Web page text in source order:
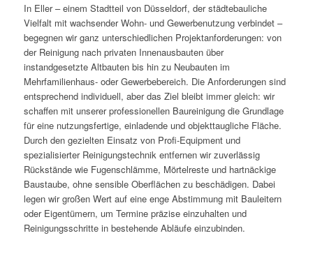
In Eller – einem Stadtteil von Düsseldorf, der städtebauliche
Vielfalt mit wachsender Wohn- und Gewerbenutzung verbindet –
begegnen wir ganz unterschiedlichen Projektanforderungen: von
der Reinigung nach privaten Innenausbauten über
instandgesetzte Altbauten bis hin zu Neubauten im
Mehrfamilienhaus- oder Gewerbebereich. Die Anforderungen sind
entsprechend individuell, aber das Ziel bleibt immer gleich: wir
schaffen mit unserer professionellen Baureinigung die Grundlage
für eine nutzungsfertige, einladende und objekttaugliche Fläche.
Durch den gezielten Einsatz von Profi-Equipment und
spezialisierter Reinigungstechnik entfernen wir zuverlässig
Rückstände wie Fugenschlämme, Mörtelreste und hartnäckige
Baustaube, ohne sensible Oberflächen zu beschädigen. Dabei
legen wir großen Wert auf eine enge Abstimmung mit Bauleitern
oder Eigentümern, um Termine präzise einzuhalten und
Reinigungsschritte in bestehende Abläufe einzubinden.